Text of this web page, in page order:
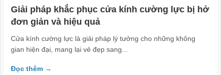
Giải pháp khắc phục cửa kính cường lực bị hở
đơn giản và hiệu quả
Cửa kính cường lực là giải pháp lý tưởng cho những không
gian hiện đại, mang lại vẻ đẹp sang...
Đọc thêm →